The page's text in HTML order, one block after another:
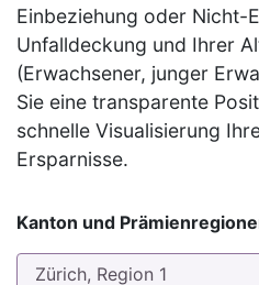
Einbeziehung oder Nicht-
Unfalldeckung und Ihrer
(Erwachsener, junger
Sie eine transparente
schnelle Visualisierung
Ersparnisse.
Kanton und